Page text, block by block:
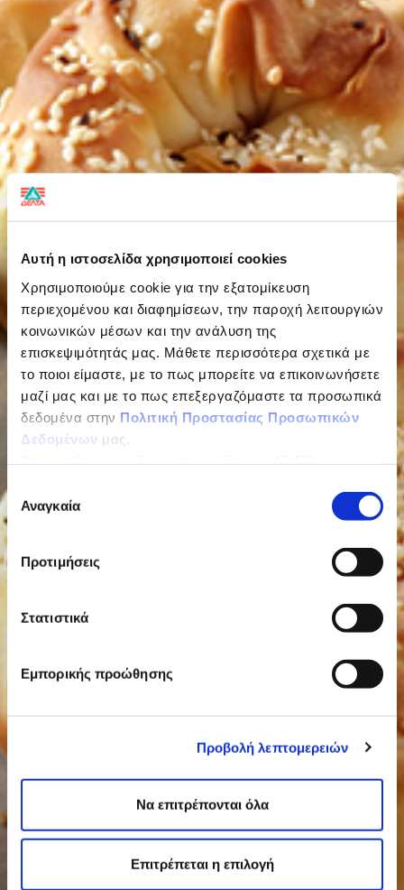
Αυτή η ιστοσελίδα χρησιμοποιεί cookies
Χρησιμοποιούμε cookie για την εξατομίκευση
περιεχομένου και διαφημίσεων, την παροχή λειτουργιών
κοινωνικών μέσων και την ανάλυση της
επισκεψιμότητάς μας. Μάθετε περισσότερα σχετικά με
το ποιοι είμαστε, με το πως μπορείτε να επικοινωνήσετε
μαζί μας και με το πως επεξεργαζόμαστε τα προσωπικά
δεδομένα στην Πολιτική Προστασίας Προσωπικών
Δεδομένων μας.
Επιλογή
συγκατάθεσης
Αναγκαία
Προτιμήσεις
Στατιστικά
Εμπορικής προώθησης
Προβολή λεπτομερειών
Να επιτρέπονται όλα
Επιτρέπεται η επιλογή